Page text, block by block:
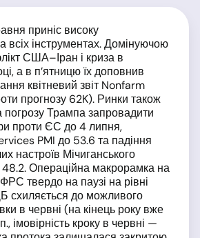
приніс високу
всіх інструментах. Домінуючою
США–Іран і криза в
а в п’ятницю їх доповнив
квітневий звіт Nonfarm
прогнозу 62K). Ринки також
погрозу Трампа запровадити
проти ЄС до 4 липня,
PMI до 53.6 та падіння
настроїв Мічиганського
48.2. Операційна макрорамка на
твердо на паузі на рівні
схиляється до можливого
в червні (на кінець року вже
імовірність кроку в червні —